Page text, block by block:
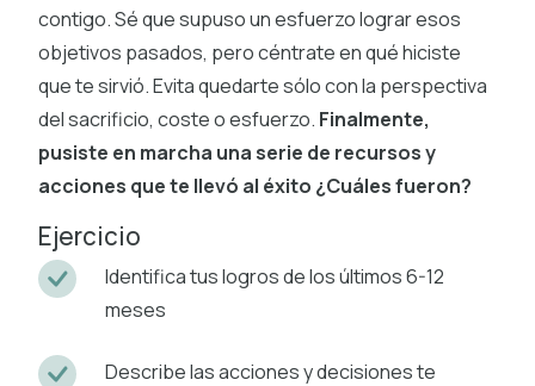
contigo. Sé que supuso un esfuerzo lograr esos
objetivos pasados, pero céntrate en qué hiciste
que te sirvió. Evita quedarte sólo con la perspectiva
del sacrificio, coste o esfuerzo. Finalmente,
pusiste en marcha una serie de recursos y
acciones que te llevó al éxito ¿Cuáles fueron?
Ejercicio
Identifica tus logros de los últimos 6-12
meses
Describe las acciones y decisiones te